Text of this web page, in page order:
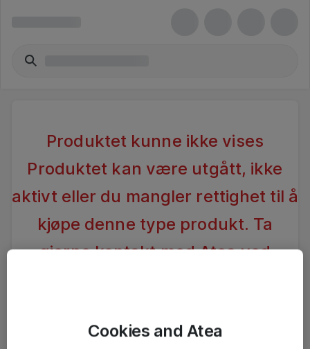
Produktet kunne ikke vises
Produktet kan være utgått, ikke
aktivt eller du mangler rettighet til å
kjøpe denne type produkt. Ta
gjerne kontakt med Atea ved
Cookies and Atea